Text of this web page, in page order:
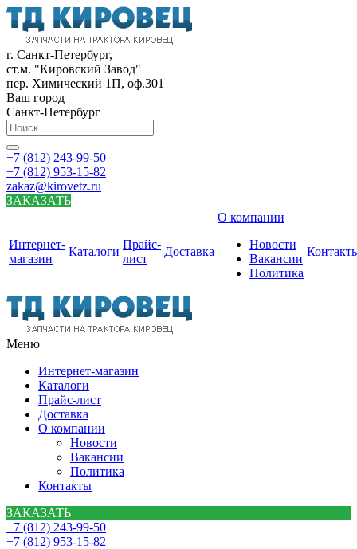
г. Санкт-Петербург,
ст.м. "Кировский Завод"
пер. Химический 1П, оф.301
Ваш город
Санкт-Петербург
+7 (812) 243-99-50
+7 (812) 953-15-82
zakaz@kirovetz.ru
ЗАКАЗАТЬ
Интернет-
магазин
Каталоги
Прайс-
лист
Доставка
О компании
Новости
Вакансии
Политика
Меню
Интернет-магазин
Каталоги
Прайс-лист
Доставка
О компании
Новости
Вакансии
Политика
Контакты
ЗАКАЗАТЬ
+7 (812) 243-99-50
+7 (812) 953-15-82